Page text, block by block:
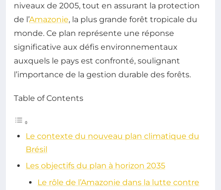
niveaux de 2005, tout en assurant la protection
de l’Amazonie, la plus grande forêt tropicale du
monde. Ce plan représente une réponse
significative aux défis environnementaux
auxquels le pays est confronté, soulignant
l’importance de la gestion durable des forêts.
Table of Contents
Le contexte du nouveau plan climatique du
Brésil
Les objectifs du plan à horizon 2035
Le rôle de l’Amazonie dans la lutte contre